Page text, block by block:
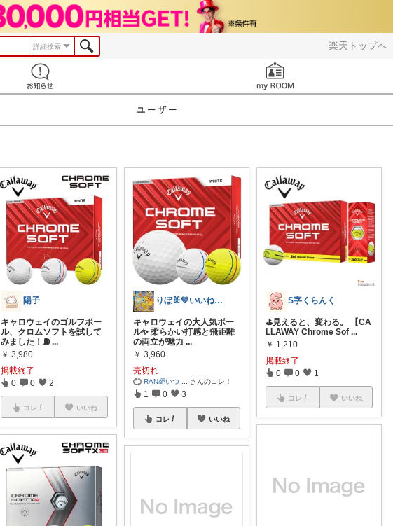
楽天トップへ
詳細検索
ユーザー
陽子
キャロウェイのゴルフボー
ル、クロムソフトを試して
みました！⛽️ ...
￥ 3,980
掲載終了
0 0 2
コレ いいね
りぼ🐰💚いいねバックします💚
キャロウェイの大人気ボー
ル✨ 柔らかい打感と飛距離
の両立が魅力 ...
￥ 3,960
売切れ
RAN🌈いつ さんのコレ！
1 0 3
コレ いいね
S字くらんく
⛳見えると、変わる。 【CA
LLAWAY Chrome Sof ...
￥ 1,210
掲載終了
0 0 1
コレ いいね